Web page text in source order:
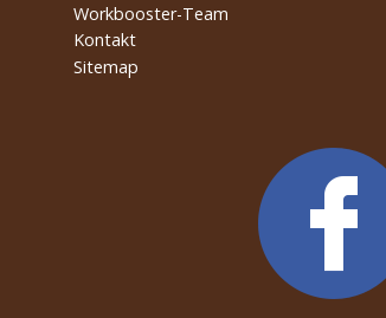
Workbooster-Team
Kontakt
Sitemap